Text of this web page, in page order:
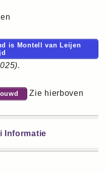
is Montell van Leijen
.
Zie hierboven
Informatie